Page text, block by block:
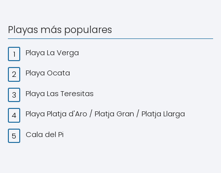
Playas más populares
Playa La Verga
Playa Ocata
Playa Las Teresitas
Playa Platja d'Aro / Platja Gran / Platja Llarga
Cala del Pi